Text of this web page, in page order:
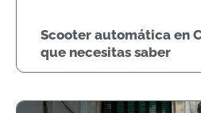
Scooter automática en
que necesitas saber